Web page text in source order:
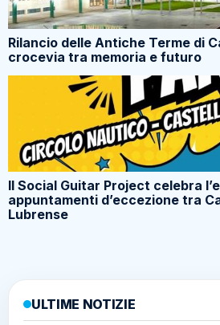
Rilancio delle Antiche Terme di
crocevia tra memoria e futuro
Il Social Guitar Project celebra
appuntamenti d’eccezione tra
Lubrense
ULTIME NOTIZIE